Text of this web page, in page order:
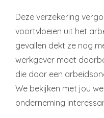
Deze verzekering
voortvloeien uit het
gevallen dekt ze nog
werkgever moet
die door een
We bekijken met jou
onderneming